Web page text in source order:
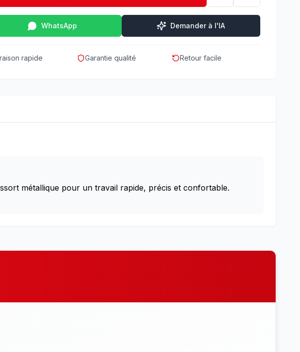
WhatsApp Demander à l'IA
rapide Garantie qualité Retour facile
métallique pour un travail rapide, précis et confortable.